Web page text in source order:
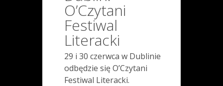
O’Czytani
Festiwal
Literacki
29 i 30 czerwca w Dublinie
odbędzie się O’Czytani
Festiwal Literacki.